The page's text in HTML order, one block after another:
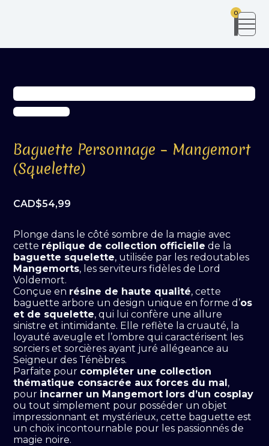
0
Baguette Personnage – Mangemort
(Squelette)
CAD$54,99
Plonge dans le côté sombre de la magie avec
cette réplique de collection officielle de la
baguette squelette, utilisée par les redoutables
Mangemorts, les serviteurs fidèles de Lord
Voldemort.
Conçue en résine de haute qualité, cette
baguette arbore un design unique en forme d’os
et de squelette, qui lui confère une allure
sinistre et intimidante. Elle reflète la cruauté, la
loyauté aveugle et l’ombre qui caractérisent les
sorciers et sorcières ayant juré allégeance au
Seigneur des Ténèbres.
Parfaite pour compléter une collection
thématique consacrée aux forces du mal,
pour incarner un Mangemort lors d’un cosplay
ou tout simplement pour posséder un objet
impressionnant et mystérieux, cette baguette est
un choix incontournable pour les passionnés de
magie noire.